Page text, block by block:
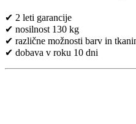
✔ 2 leti garancije
✔ nosilnost 130 kg
✔ različne možnosti barv in
✔ dobava v roku 10 dni